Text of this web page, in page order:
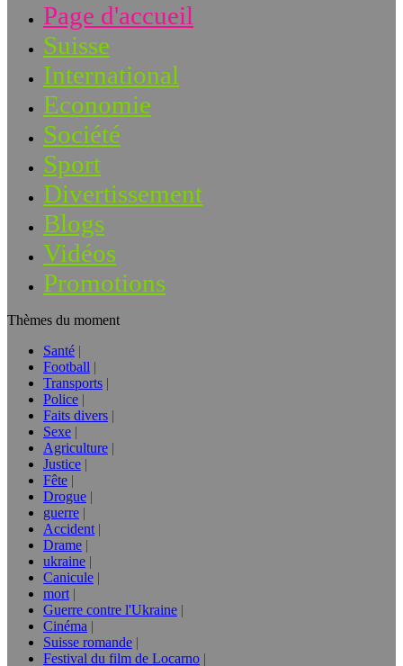
Page d'accueil
Suisse
International
Economie
Société
Sport
Divertissement
Blogs
Vidéos
Promotions
Thèmes du moment
Santé
Football
Transports
Police
Faits divers
Sexe
Agriculture
Justice
Fête
Drogue
guerre
Accident
Drame
ukraine
Canicule
mort
Guerre contre l'Ukraine
Cinéma
Suisse romande
Festival du film de Locarno